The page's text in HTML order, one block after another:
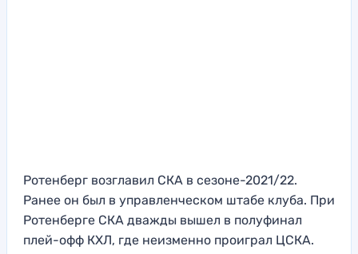
Ротенберг возглавил СКА в сезоне-2021/22.
Ранее он был в управленческом штабе клуба. При
Ротенберге СКА дважды вышел в полуфинал
плей-офф КХЛ, где неизменно проиграл ЦСКА.